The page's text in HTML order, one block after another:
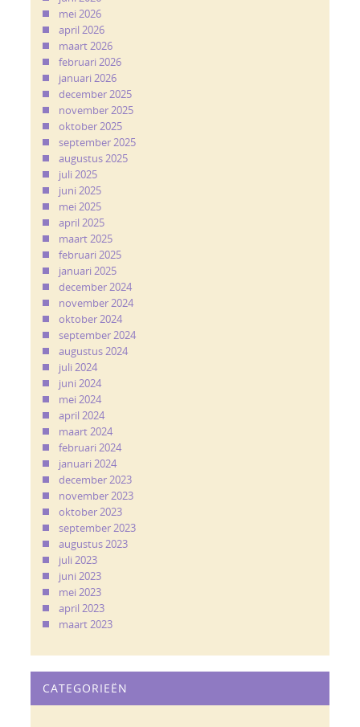
mei 2026
april 2026
maart 2026
februari 2026
januari 2026
december 2025
november 2025
oktober 2025
september 2025
augustus 2025
juli 2025
juni 2025
mei 2025
april 2025
maart 2025
februari 2025
januari 2025
december 2024
november 2024
oktober 2024
september 2024
augustus 2024
juli 2024
juni 2024
mei 2024
april 2024
maart 2024
februari 2024
januari 2024
december 2023
november 2023
oktober 2023
september 2023
augustus 2023
juli 2023
juni 2023
mei 2023
april 2023
maart 2023
CATEGORIEËN